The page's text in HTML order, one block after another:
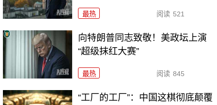
最热 阅读 521
向特朗普同志致敬！美政坛上演
“超级抹红大赛”
最热 阅读 845
“工厂的工厂”：中国这棋彻底颠覆